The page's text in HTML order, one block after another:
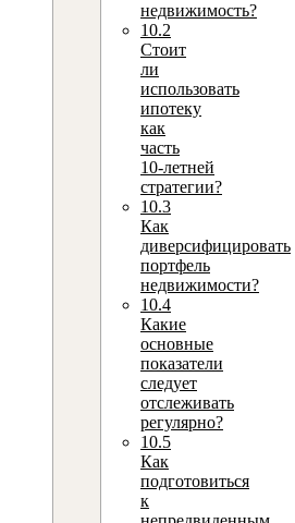
недвижимость?
10.2
Стоит
ли
использовать
ипотеку
как
часть
10‑летней
стратегии?
10.3
Как
диверсифицировать
портфель
недвижимости?
10.4
Какие
основные
показатели
следует
отслеживать
регулярно?
10.5
Как
подготовиться
к